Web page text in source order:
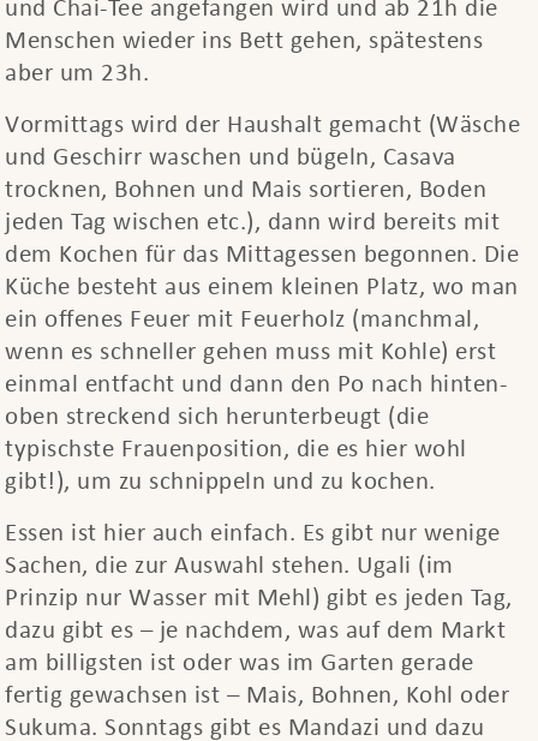
und Chai-Tee angefangen wird und ab 21h die
Menschen wieder ins Bett gehen, spätestens
aber um 23h.
Vormittags wird der Haushalt gemacht (Wäsche
und Geschirr waschen und bügeln, Casava
trocknen, Bohnen und Mais sortieren, Boden
jeden Tag wischen etc.), dann wird bereits mit
dem Kochen für das Mittagessen begonnen. Die
Küche besteht aus einem kleinen Platz, wo man
ein offenes Feuer mit Feuerholz (manchmal,
wenn es schneller gehen muss mit Kohle) erst
einmal entfacht und dann den Po nach hinten-
oben streckend sich herunterbeugt (die
typischste Frauenposition, die es hier wohl
gibt!), um zu schnippeln und zu kochen.
Essen ist hier auch einfach. Es gibt nur wenige
Sachen, die zur Auswahl stehen. Ugali (im
Prinzip nur Wasser mit Mehl) gibt es jeden Tag,
dazu gibt es – je nachdem, was auf dem Markt
am billigsten ist oder was im Garten gerade
fertig gewachsen ist – Mais, Bohnen, Kohl oder
Sukuma. Sonntags gibt es Mandazi und dazu